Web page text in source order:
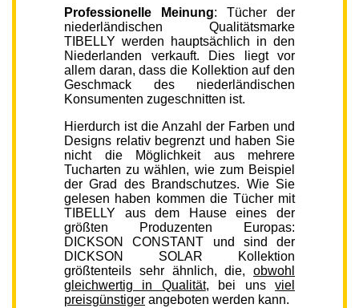
Professionelle Meinung: Tücher der
niederländischen Qualitätsmarke
TIBELLY werden hauptsächlich in den
Niederlanden verkauft. Dies liegt vor
allem daran, dass die Kollektion auf den
Geschmack des niederländischen
Konsumenten zugeschnitten ist.
Hierdurch ist die Anzahl der Farben und
Designs relativ begrenzt und haben Sie
nicht die Möglichkeit aus mehrere
Tucharten zu wählen, wie zum Beispiel
der Grad des Brandschutzes. Wie Sie
gelesen haben kommen die Tücher mit
TIBELLY aus dem Hause eines der
größten Produzenten Europas:
DICKSON CONSTANT und sind der
DICKSON SOLAR Kollektion
größtenteils sehr ähnlich, die, obwohl
gleichwertig in Qualität, bei unsviel
preisgünstiger angeboten werden kann.